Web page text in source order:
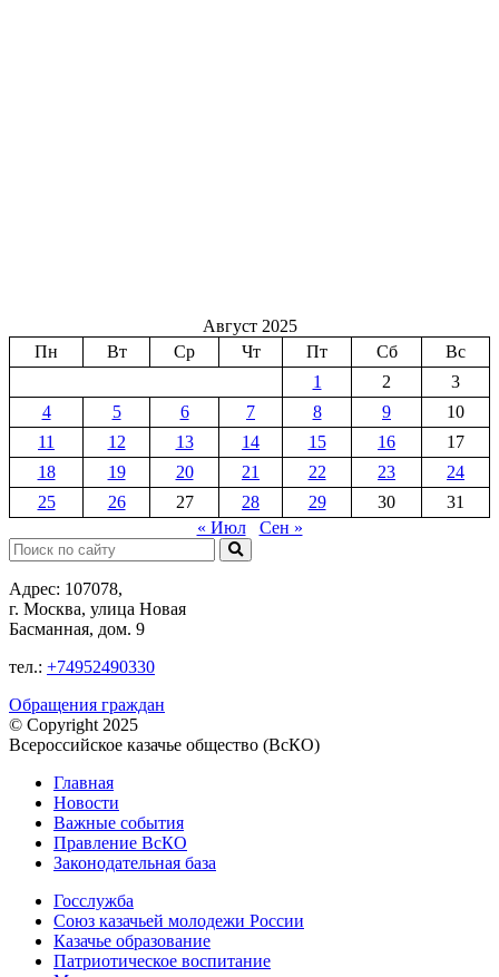
Август 2025
Пн
Вт Ср Чт Пт Сб
Вс
1
2
3
4
5 6 7 8 9
10
11
12 13 14 15 16
17
18
19 20 21 22 23
24
25
26 27 28 29 30
31
« Июл
Сен »
Поиск:
Адрес: 107078,
г. Москва, улица Новая
Басманная, дом. 9
тел.: +74952490330
Обращения граждан
© Copyright 2025
Всероссийское казачье общество (ВсКО)
Главная
Новости
Важные события
Правление ВсКО
Законодательная база
Госслужба
Союз казачьей молодежи России
Казачье образование
Патриотическое воспитание